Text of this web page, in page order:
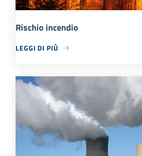
Rischio incendio
LEGGI DI PIÙ